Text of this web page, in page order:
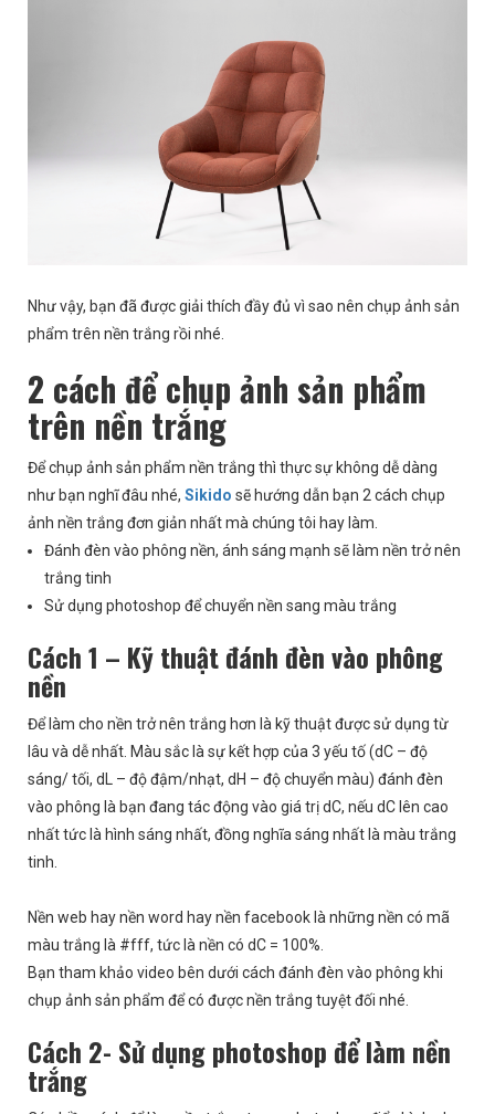
Như vậy, bạn đã được giải thích đầy đủ vì sao nên chụp ảnh sản
phẩm trên nền trắng rồi nhé.
2 cách để chụp ảnh sản phẩm
trên nền trắng
Để chụp ảnh sản phẩm nền trắng thì thực sự không dễ dàng
như bạn nghĩ đâu nhé, Sikido sẽ hướng dẫn bạn 2 cách chụp
ảnh nền trắng đơn giản nhất mà chúng tôi hay làm.
Đánh đèn vào phông nền, ánh sáng mạnh sẽ làm nền trở nên
trắng tinh
Sử dụng photoshop để chuyển nền sang màu trắng
Cách 1 – Kỹ thuật đánh đèn vào phông
nền
Để làm cho nền trở nên trắng hơn là kỹ thuật được sử dụng từ
lâu và dễ nhất. Màu sắc là sự kết hợp của 3 yếu tố (dC – độ
sáng/ tối, dL – độ đậm/nhạt, dH – độ chuyển màu) đánh đèn
vào phông là bạn đang tác động vào giá trị dC, nếu dC lên cao
nhất tức là hình sáng nhất, đồng nghĩa sáng nhất là màu trắng
tinh.
Nền web hay nền word hay nền facebook là những nền có mã
màu trắng là #fff, tức là nền có dC = 100%.
Bạn tham khảo video bên dưới cách đánh đèn vào phông khi
chụp ảnh sản phẩm để có được nền trắng tuyệt đối nhé.
Cách 2- Sử dụng photoshop để làm nền
trắng